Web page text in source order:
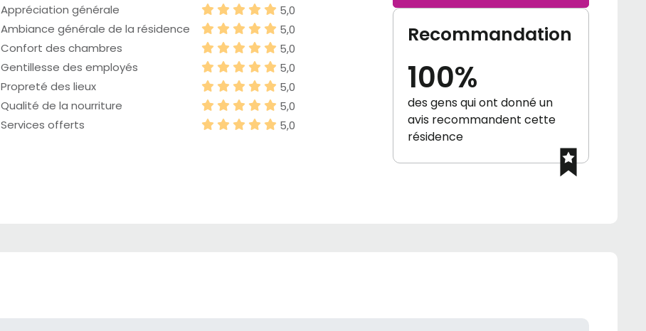
Appréciation générale
5,0
Ambiance générale de la résidence
5,0
Confort des chambres
5,0
Gentillesse des employés
5,0
Propreté des lieux
5,0
Qualité de la nourriture
5,0
Services offerts
5,0
Recommandation
100%
des gens qui ont donné un
avis recommandent cette
résidence